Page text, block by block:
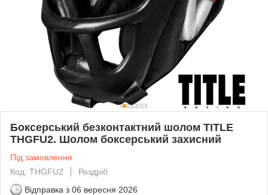
Боксерський безконтактний шолом TITLE
THGFU2. Шолом боксерський захисний
Під замовлення
Код: THGFU2
Роздріб
Відправка з 06 вересня 2026